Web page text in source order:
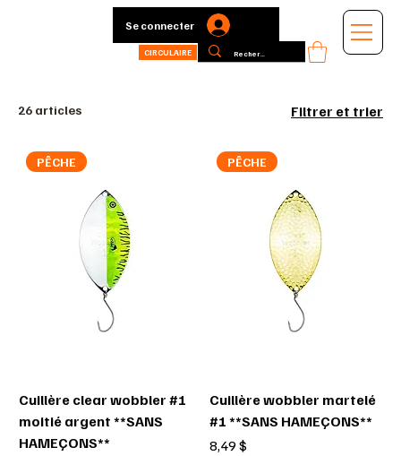
Se connecter
CIRCULAIRE
26 articles Filtrer et trier
PÊCHE
Cuillère clear wobbler #1
moitié argent **SANS
HAMEÇONS**
PÊCHE
Cuillère wobbler martelé
#1 **SANS HAMEÇONS**
Prix
8,49 $